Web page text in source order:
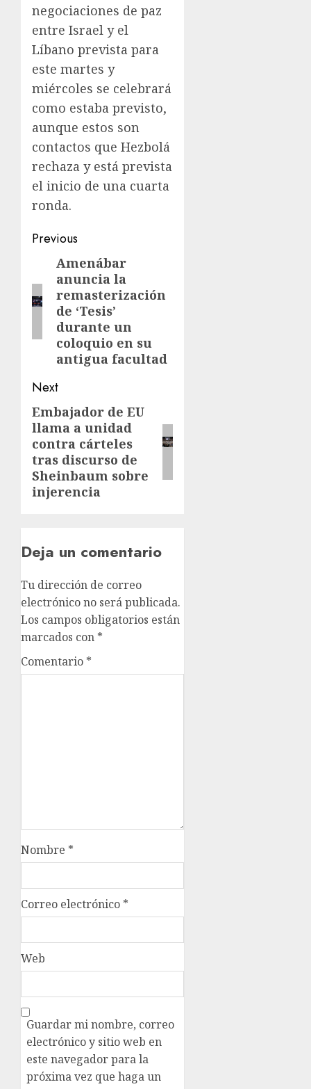
negociaciones de paz
entre Israel y el
Líbano prevista para
este martes y
miércoles se celebrará
como estaba previsto,
aunque estos son
contactos que Hezbolá
rechaza y está prevista
el inicio de una cuarta
ronda.
Previous
Amenábar
anuncia la
remasterización
de ‘Tesis’
durante un
coloquio en su
antigua facultad
Next
Embajador de EU
llama a unidad
contra cárteles
tras discurso de
Sheinbaum sobre
injerencia
Deja un comentario
Tu dirección de correo
electrónico no será publicada.
Los campos obligatorios están
marcados con *
Comentario *
Nombre *
Correo electrónico *
Web
Guardar mi nombre, correo
electrónico y sitio web en
este navegador para la
próxima vez que haga un